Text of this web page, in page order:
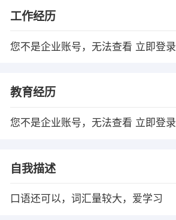
工作经历
您不是企业账号，无法查看 立即登录
教育经历
您不是企业账号，无法查看 立即登录
自我描述
口语还可以，词汇量较大，爱学习